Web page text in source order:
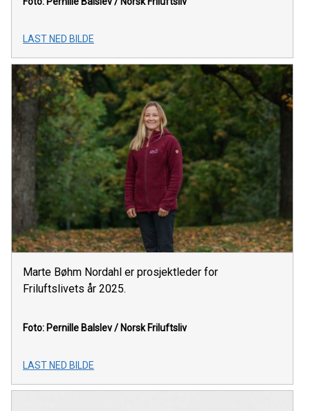
LAST NED BILDE
Marte Bøhm Nordahl er prosjektleder for
Friluftslivets år 2025.
Foto: Pernille Balslev / Norsk Friluftsliv
LAST NED BILDE